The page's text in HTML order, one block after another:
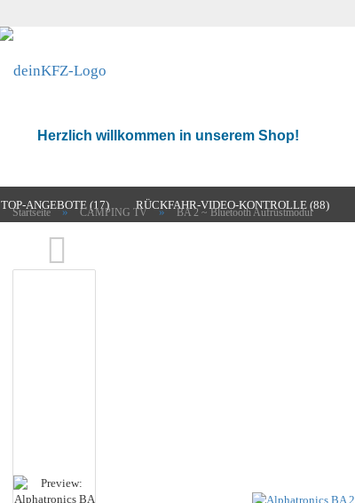
Herzlich willkommen in unserem Shop!
TOP-ANGEBOTE (17) RÜCKFAHR-VIDEO-KONTROLLE (88)
CAMPING TV (5)
Startseite » CAMPING TV » BA 2 ~ Bluetooth Aufrüstmodul